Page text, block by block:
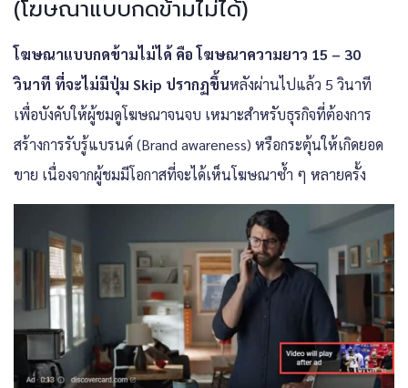
(โฆษณาแบบกดข้ามไม่ได้)
โฆษณาแบบกดข้ามไม่ได้ คือ โฆษณาความยาว 15 – 30
วินาที ที่จะไม่มีปุ่ม Skip ปรากฏขึ้นหลังผ่านไปแล้ว 5 วินาที
เพื่อบังคับให้ผู้ชมดูโฆษณาจนจบ เหมาะสำหรับธุรกิจที่ต้องการ
สร้างการรับรู้แบรนด์ (Brand awareness) หรือกระตุ้นให้เกิดยอด
ขาย เนื่องจากผู้ชมมีโอกาสที่จะได้เห็นโฆษณาซ้ำ ๆ หลายครั้ง